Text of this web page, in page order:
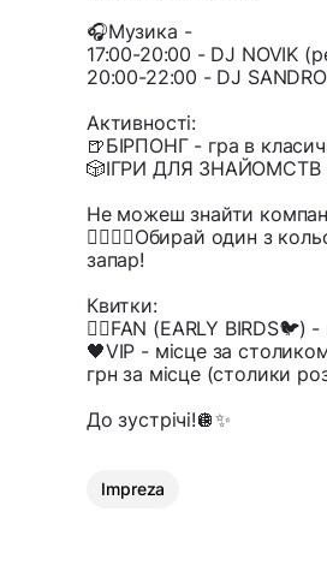
🎧Музика -
17:00-20:00 - DJ NOVIK
20:00-22:00 - DJ
Активності:
🍺БІРПОНГ - гра в
🎲ІГРИ ДЛЯ ЗНАЙОМСТВ -
Не можеш знайти
👩‍❤️‍💋‍👨Обирай один з
запар!
Квитки:
❤️‍🔥FAN (EARLY
🖤VIP - місце за
грн за місце (столики
До зустрічі!🪩✨
Impreza